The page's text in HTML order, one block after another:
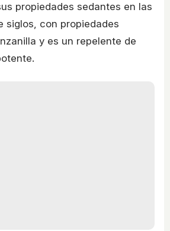
propiedades sedantes en las
siglos, con propiedades
y es un repelente de